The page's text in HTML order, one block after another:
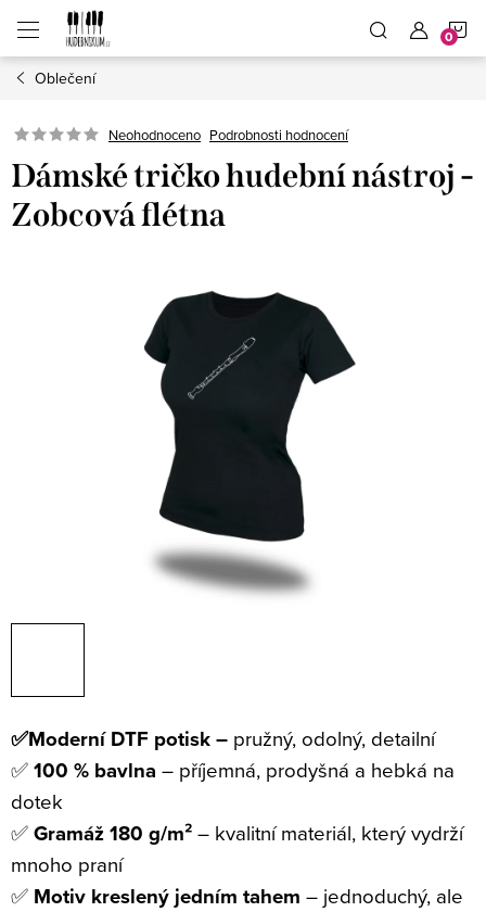
obsah
Oblečení
Neohodnoceno Podrobnosti hodnocení
Dámské tričko hudební nástroj -
Zobcová flétna
✅Moderní DTF potisk – pružný, odolný, detailní
✅100 % bavlna – příjemná, prodyšná a hebká na
dotek
✅Gramáž 180 g/m²– kvalitní materiál, který vydrží
mnoho praní
✅ Motiv kreslený jedním tahem – jednoduchý, ale